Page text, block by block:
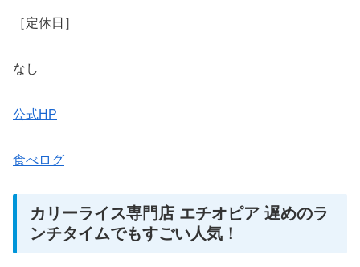
［定休日］
なし
公式HP
食べログ
カリーライス専門店 エチオピア 遅めのラ
ンチタイムでもすごい人気！